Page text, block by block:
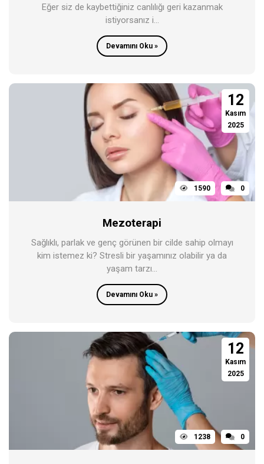
Eğer siz de kaybettiğiniz canlılığı geri kazanmak
istiyorsanız i...
Devamını Oku »
12
Kasım
2025
1590 0
Mezoterapi
Sağlıklı, parlak ve genç görünen bir cilde sahip olmayı
kim istemez ki? Stresli bir yaşamınız olabilir ya da
yaşam tarzı...
Devamını Oku »
12
Kasım
2025
1238 0